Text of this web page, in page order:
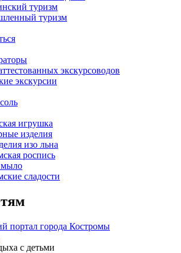
туризм
туризм
экскурсоводов
экскурсии
игрушка
изделия
изо льна
роспись
мыло
сладости
портал города Костромы
с детьми